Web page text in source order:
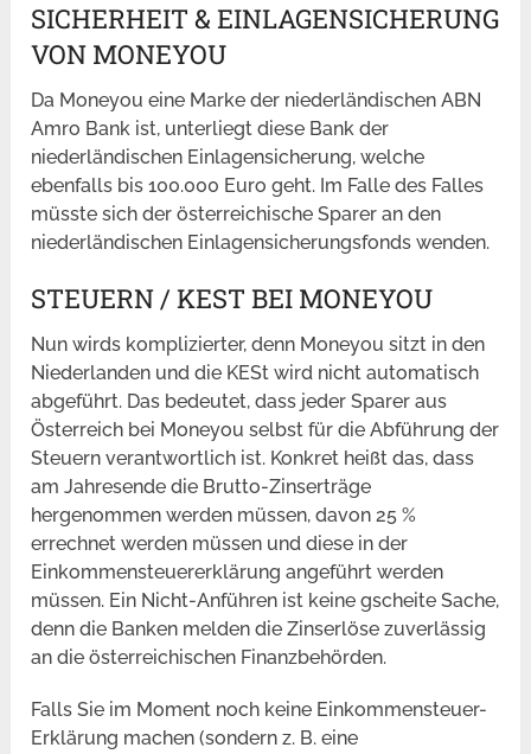
SICHERHEIT & EINLAGENSICHERUNG
VON MONEYOU
Da Moneyou eine Marke der niederländischen ABN
Amro Bank ist, unterliegt diese Bank der
niederländischen Einlagensicherung, welche
ebenfalls bis 100.000 Euro geht. Im Falle des Falles
müsste sich der österreichische Sparer an den
niederländischen Einlagensicherungsfonds wenden.
STEUERN / KEST BEI MONEYOU
Nun wirds komplizierter, denn Moneyou sitzt in den
Niederlanden und die KESt wird nicht automatisch
abgeführt. Das bedeutet, dass jeder Sparer aus
Österreich bei Moneyou selbst für die Abführung der
Steuern verantwortlich ist. Konkret heißt das, dass
am Jahresende die Brutto-Zinserträge
hergenommen werden müssen, davon 25 %
errechnet werden müssen und diese in der
Einkommensteuererklärung angeführt werden
müssen. Ein Nicht-Anführen ist keine gscheite Sache,
denn die Banken melden die Zinserlöse zuverlässig
an die österreichischen Finanzbehörden.
Falls Sie im Moment noch keine Einkommensteuer-
Erklärung machen (sondern z. B. eine